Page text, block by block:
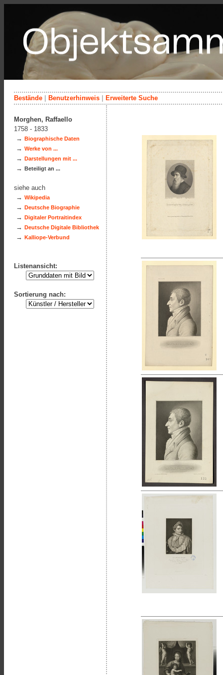
Bestände Benutzerhinweis Erweiterte Suche
Morghen, Raffaello
1758 - 1833
→ Biographische Daten
→ Werke von ...
→ Darstellungen mit ...
→ Beteiligt an ...
siehe auch
→ Wikipedia
→ Deutsche Biographie
→ Digitaler Portraitindex
→ Deutsche Digitale Bibliothek
→ Kalliope-Verbund
Listenansicht:
Sortierung nach: